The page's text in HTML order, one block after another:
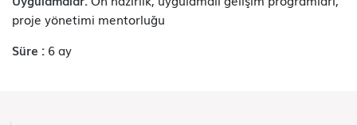
proje yönetimi mentorluğu
Süre : 6 ay